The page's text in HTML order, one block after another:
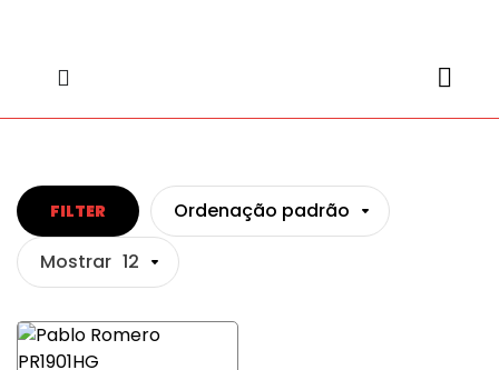
FILTER
Ordenação padrão
Mostrar 12